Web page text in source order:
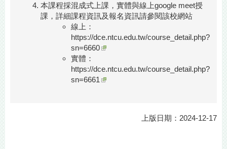
本課程採混成式上課，實體與線上google meet授
課，詳細課程資訊及報名資訊請參閱該校網站
線上：
https://dce.ntcu.edu.tw/course_detail.php?
sn=6660
實體：
https://dce.ntcu.edu.tw/course_detail.php?
sn=6661
上版日期：2024-12-17